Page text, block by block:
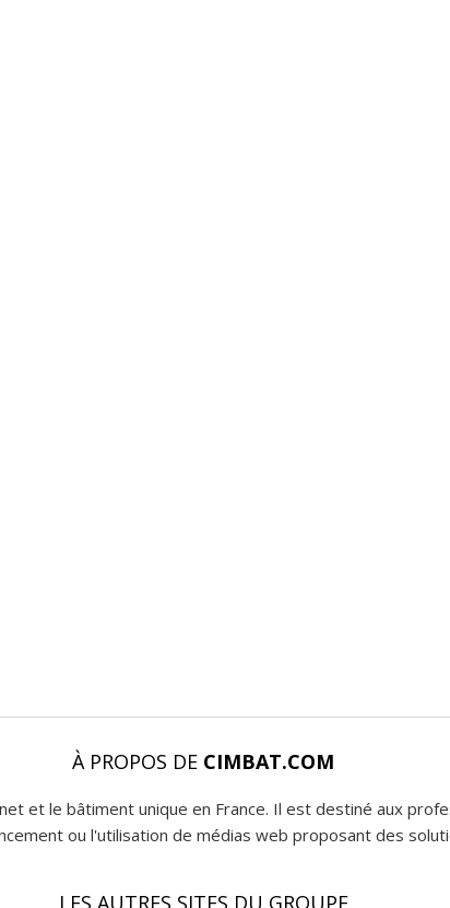
À PROPOS DE CIMBAT.COM
et le bâtiment unique en France. Il est destiné aux
ou l'utilisation de médias web proposant des
LES AUTRES SITES DU GROUPE